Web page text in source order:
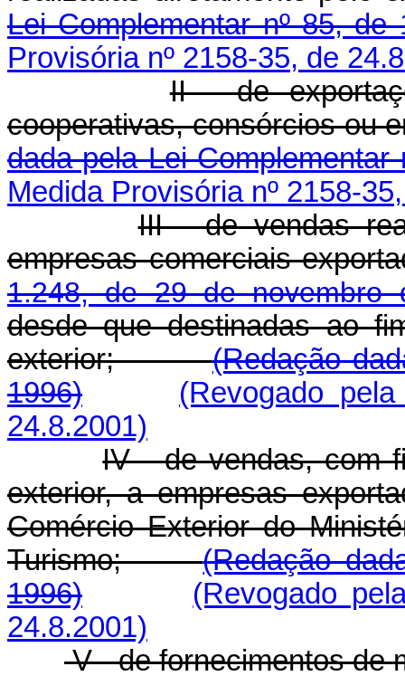
Lei Complementar nº 85, de
Provisória nº 2158-35, de
II - de
cooperativas, consórcios
dada pela Lei Complementar
Medida Provisória nº 2158-
III - de vendas
empresas comerciais
1.248, de 29 de novembro
desde que destinadas ao
exterior;(Redação
1996)
(Revogado
24.8.2001)
IV - de vendas, com
exterior, a empresas
Comércio Exterior do
Turismo;(Redação
1996)
(Revogado
24.8.2001)
V - de fornecimentos de